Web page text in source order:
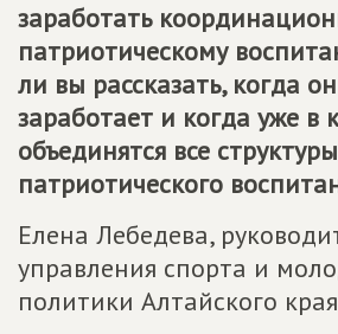
заработать
патриотическому
ли вы рассказать, когда
заработает и когда уже в
объединятся все
патриотического
Елена Лебедева,
управления спорта и
политики Алтайского